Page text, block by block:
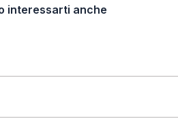
interessarti anche